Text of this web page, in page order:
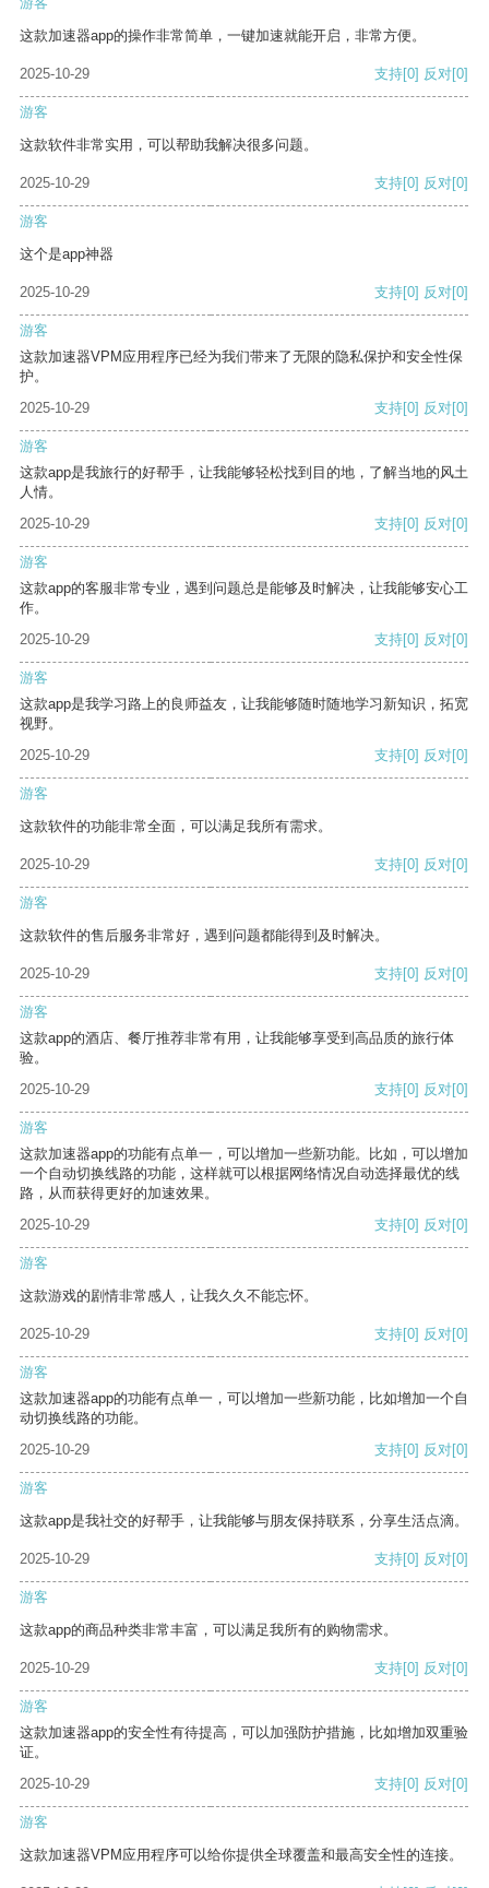
这款加速器app的操作非常简单，一键加速就能开启，非常方便。
2025-10-29 支持[0] 反对[0]
游客
这款软件非常实用，可以帮助我解决很多问题。
2025-10-29 支持[0] 反对[0]
游客
这个是app神器
2025-10-29 支持[0] 反对[0]
游客
这款加速器VPM应用程序已经为我们带来了无限的隐私保护和安全性保
护。
2025-10-29
支持[0] 反对[0]
游客
这款app是我旅行的好帮手，让我能够轻松找到目的地，了解当地的风土
人情。
2025-10-29
支持[0] 反对[0]
游客
这款app的客服非常专业，遇到问题总是能够及时解决，让我能够安心工
作。
2025-10-29
支持[0] 反对[0]
游客
这款app是我学习路上的良师益友，让我能够随时随地学习新知识，拓宽
视野。
2025-10-29
支持[0] 反对[0]
游客
这款软件的功能非常全面，可以满足我所有需求。
2025-10-29 支持[0] 反对[0]
游客
这款软件的售后服务非常好，遇到问题都能得到及时解决。
2025-10-29 支持[0] 反对[0]
游客
这款app的酒店、餐厅推荐非常有用，让我能够享受到高品质的旅行体
验。
2025-10-29
支持[0] 反对[0]
游客
这款加速器app的功能有点单一，可以增加一些新功能。比如，可以增加
一个自动切换线路的功能，这样就可以根据网络情况自动选择最优的线
路，从而获得更好的加速效果。
2025-10-29
支持[0] 反对[0]
游客
这款游戏的剧情非常感人，让我久久不能忘怀。
2025-10-29 支持[0] 反对[0]
游客
这款加速器app的功能有点单一，可以增加一些新功能，比如增加一个自
动切换线路的功能。
2025-10-29
支持[0] 反对[0]
游客
这款app是我社交的好帮手，让我能够与朋友保持联系，分享生活点滴。
2025-10-29 支持[0] 反对[0]
游客
这款app的商品种类非常丰富，可以满足我所有的购物需求。
2025-10-29 支持[0] 反对[0]
游客
这款加速器app的安全性有待提高，可以加强防护措施，比如增加双重验
证。
2025-10-29
支持[0] 反对[0]
游客
这款加速器VPM应用程序可以给你提供全球覆盖和最高安全性的连接。